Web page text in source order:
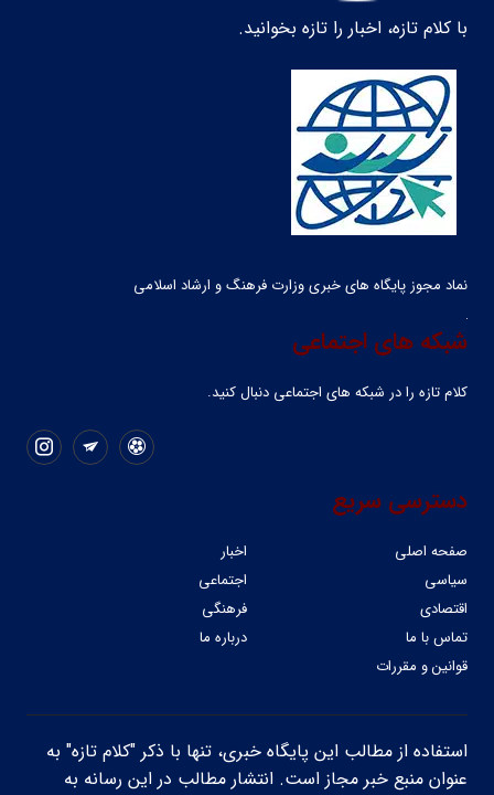
با کلام تازه، اخبار را تازه بخوانید.
نماد مجوز پایگاه های خبری وزارت فرهنگ و ارشاد اسلامی
شبکه های اجتماعی
کلام تازه را در شبکه ‌های اجتماعی دنبال کنید.
دسترسی سریع
صفحه اصلی
اخبار
سیاسی
اجتماعی
اقتصادی
فرهنگی
تماس با ما
درباره ما
قوانین و مقررات
استفاده از مطالب این پایگاه خبری، تنها با ذکر "کلام تازه" به
عنوان منبع خبر مجاز است. انتشار مطالب در این رسانه به